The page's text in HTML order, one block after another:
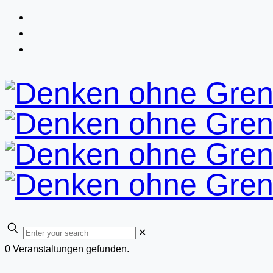
✕
0 Veranstaltungen gefunden.